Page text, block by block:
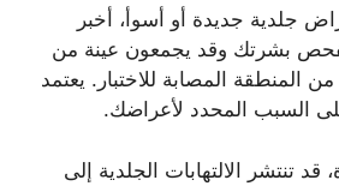
جلدية جديدة أو أسوأ، أخبر
بشرتك وقد يجمعون عينة من
المنطقة المصابة للاختبار. يعتمد
السبب المحدد لأعراضك.
تنتشر الالتهابات الجلدية إلى